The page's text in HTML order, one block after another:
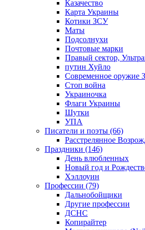
Казачество
Карта Украины
Котики ЗСУ
Маты
Подсолнухи
Почтовые марки
Правый сектор,
путин Хуйло
Современное оружие
Стоп война
Украиночка
Флаги Украины
Шутки
УПА
Писатели и поэты (66)
Расстрелянное
Праздники (146)
День влюбленных
Новый год и
Хэллоуин
Профессии (79)
Дальнобойщики
Другие профессии
ДСНС
Копирайтер